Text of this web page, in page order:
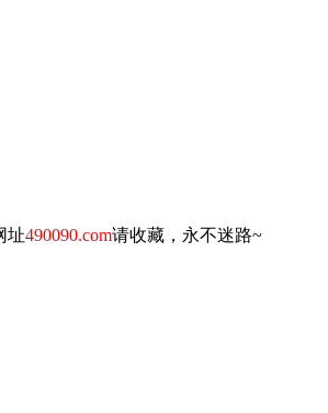
址490090.com请收藏，永不迷路~